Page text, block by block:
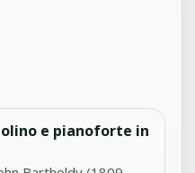
e pianoforte in